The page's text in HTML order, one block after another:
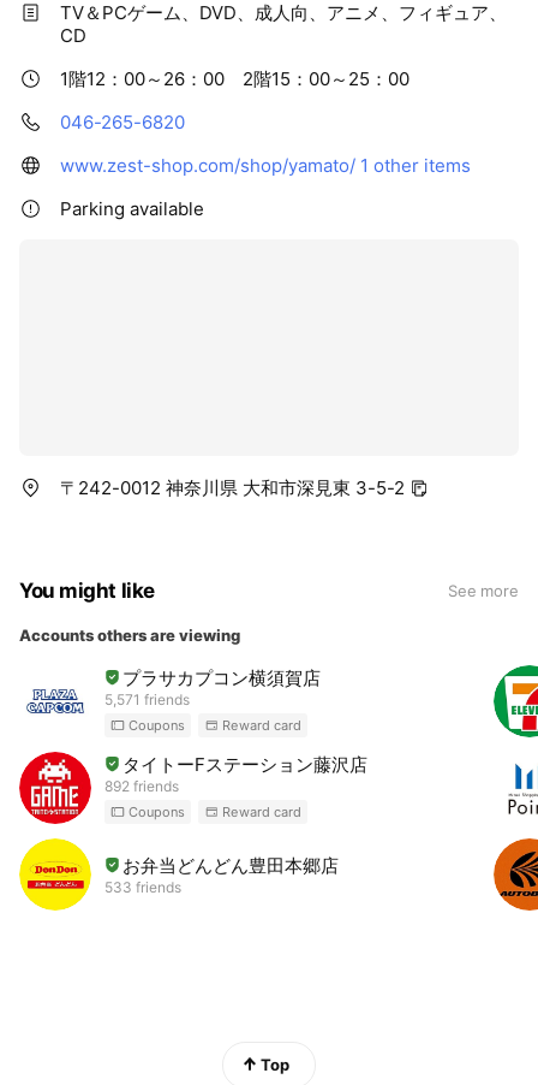
TV＆PCゲーム、DVD、成人向、アニメ、フィギュア、
CD
1階12：00～26：00 2階15：00～25：00
046-265-6820
www.zest-shop.com/shop/yamato/ 1 other items
Parking available
〒242-0012 神奈川県 大和市深見東 3-5-2
You might like See more
Accounts others are viewing
プラサカプコン横須賀店
5,571 friends
Coupons Reward card
タイトーFステーション藤沢店
892 friends
Coupons Reward card
お弁当どんどん豊田本郷店
533 friends
Top